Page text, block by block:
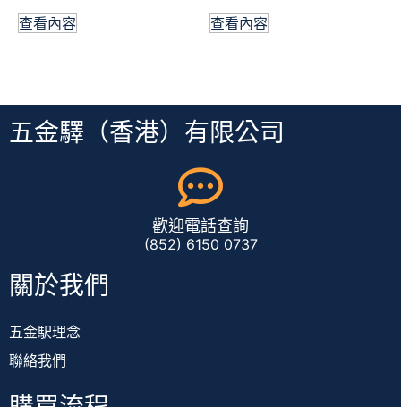
查看內容 查看內容
五金驛（香港）有限公司
歡迎電話查詢
(852) 6150 0737
關於我們
五金駅理念
聯絡我們